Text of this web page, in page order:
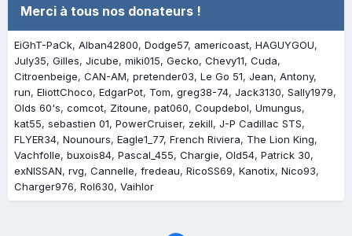
Merci à tous nos donateurs !
EiGhT-PaCk Alban42800 Dodge57 americoast HAGUYGOU
July35 Gilles Jicube miki015 Gecko Chevy11 Cuda
Citroenbeige CAN-AM pretender03 Le Go 51 Jean Antony
run EliottChoco EdgarPot Tom greg38-74 Jack3130 Sally1979
Olds 60's comcot Zitoune pat060 Coupdebol Umungus
kat55 sebastien 01 PowerCruiser zekill J-P Cadillac STS
FLYER34 Nounours Eagle1_77 French Riviera
The Lion King
Vachfolle buxois84 Pascal_455 Chargie Old54 Patrick 30
exNISSAN rvg Cannelle fredeau RicoSS69 Kanotix Nico93
Charger976 Rol630 Vaihlor